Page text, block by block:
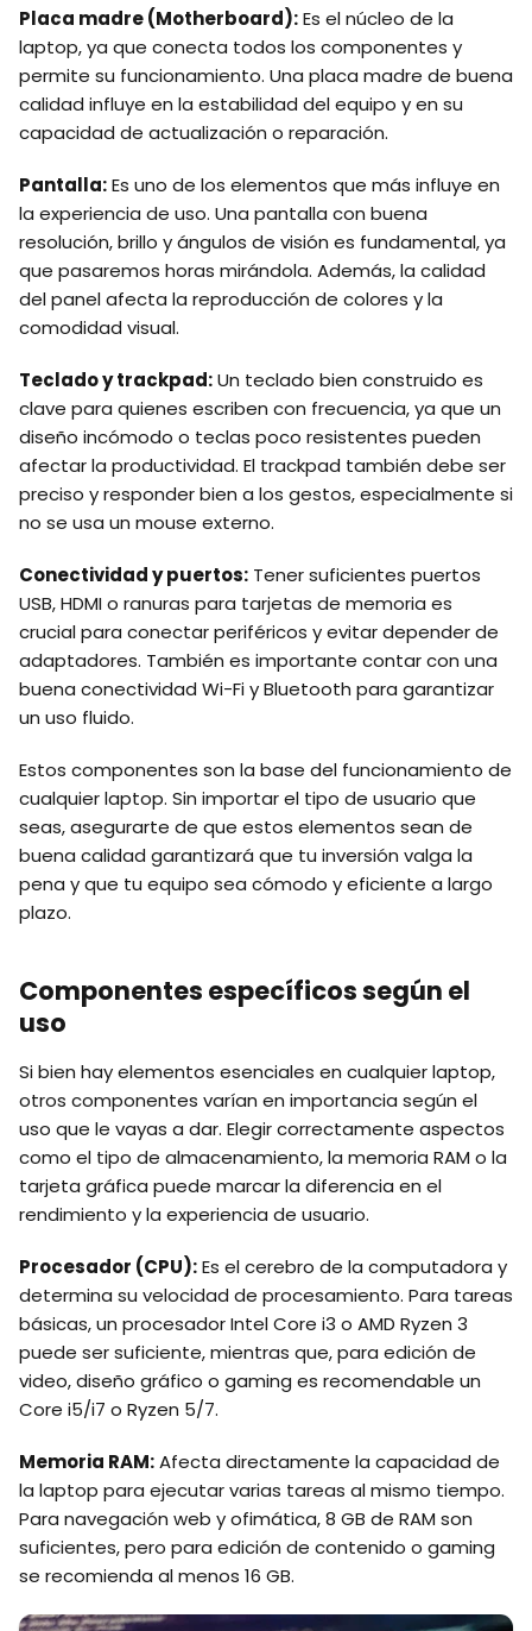
Placa madre (Motherboard):Es el núcleo de la
laptop, ya que conecta todos los componentes y
permite su funcionamiento. Una placa madre de buena
calidad influye en la estabilidad del equipo y en su
capacidad de actualización o reparación.
Pantalla:Es uno de los elementos que más influye en
la experiencia de uso. Una pantalla con buena
resolución, brillo y ángulos de visión es fundamental, ya
que pasaremos horas mirándola. Además, la calidad
del panel afecta la reproducción de colores y la
comodidad visual.
Teclado y trackpad:Un teclado bien construido es
clave para quienes escriben con frecuencia, ya que un
diseño incómodo o teclas poco resistentes pueden
afectar la productividad. El trackpad también debe ser
preciso y responder bien a los gestos, especialmente si
no se usa un mouse externo.
Conectividad y puertos: Tener suficientes puertos
USB, HDMI o ranuras para tarjetas de memoria es
crucial para conectar periféricos y evitar depender de
adaptadores. También es importante contar con una
buena conectividad Wi-Fi y Bluetooth para garantizar
un uso fluido.
Estos componentes son la base del funcionamiento de
cualquier laptop. Sin importar el tipo de usuario que
seas, asegurarte de que estos elementos sean de
buena calidad garantizará que tu inversión valga la
pena y que tu equipo sea cómodo y eficiente a largo
plazo.
Componentes específicos según el
uso
Si bien hay elementos esenciales en cualquier laptop,
otros componentes varían en importancia según el
uso que le vayas a dar. Elegir correctamente aspectos
como el tipo de almacenamiento, la memoria RAM o la
tarjeta gráfica puede marcar la diferencia en el
rendimiento y la experiencia de usuario.
Procesador (CPU):Es el cerebro de la computadora y
determina su velocidad de procesamiento. Para tareas
básicas, un procesador Intel Core i3 o AMD Ryzen 3
puede ser suficiente, mientras que, para edición de
video, diseño gráfico o gaming es recomendable un
Core i5/i7 o Ryzen 5/7.
Memoria RAM:Afecta directamente la capacidad de
la laptop para ejecutar varias tareas al mismo tiempo.
Para navegación web y ofimática, 8 GB de RAM son
suficientes, pero para edición de contenido o gaming
se recomienda al menos 16 GB.